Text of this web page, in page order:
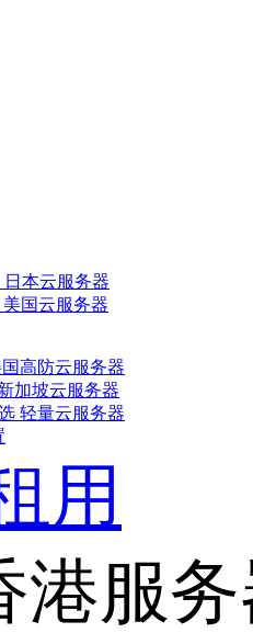
日本云服务器
美国云服务器
高防云服务器
加坡云服务器
轻量云服务器
用
港服